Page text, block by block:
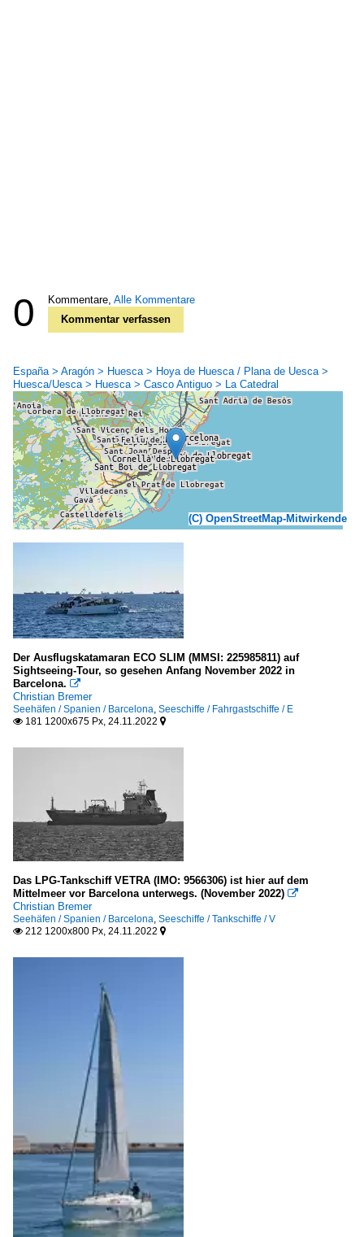
0 Kommentare, Alle Kommentare
Kommentar verfassen
España > Aragón > Huesca > Hoya de Huesca / Plana de Uesca >
Huesca/Uesca > Huesca > Casco Antiguo > La Catedral
(C) OpenStreetMap-Mitwirkende
Der Ausflugskatamaran ECO SLIM (MMSI: 225985811) auf
Sightseeing-Tour, so gesehen Anfang November 2022 in
Barcelona. 
Christian Bremer
Seehäfen / Spanien / Barcelona, Seeschiffe / Fahrgastschiffe / E
 181 1200x675 Px, 24.11.2022 
Das LPG-Tankschiff VETRA (IMO: 9566306) ist hier auf dem
Mittelmeer vor Barcelona unterwegs. (November 2022) 
Christian Bremer
Seehäfen / Spanien / Barcelona, Seeschiffe / Tankschiffe / V
 212 1200x800 Px, 24.11.2022 